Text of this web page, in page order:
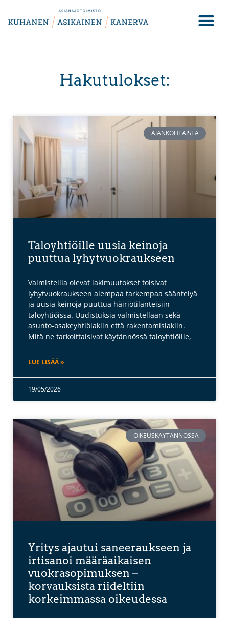
Hakutulokset:
AJANKOHTAISTA
Taloyhtiöille uusia keinoja
puuttua lyhytvuokraukseen
Valmisteilla olevat lakimuutokset toisivat
lyhytvuokraukseen aiempaa tarkempaa sääntelyä
ja uusia keinoja puuttua häiriötilanteisiin
taloyhtiöissä. Uudistuksia valmistellaan sekä
asunto-osakeyhtiölakiin että rakentamislakiin.
Mitä ne tarkoittaisivat käytännössä taloyhtiöille,
LUE LISÄÄ »
19/05/2026
OIKEUSKÄYTÄNNÖSSÄ
Yritys ajautui saneeraukseen ja
irtisanoi määräaikaisen
vuokrasopimuksen –
korvauksista riideltiin
korkeimmassa oikeudessa